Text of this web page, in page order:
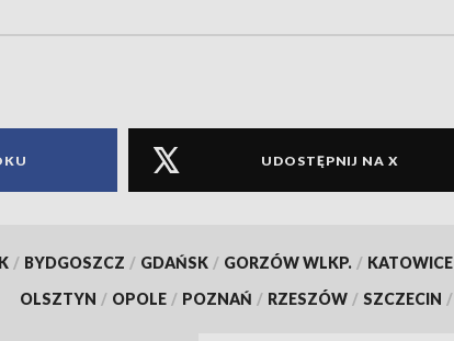
UDOSTĘPNIJ NA X
/ BYDGOSZCZ / GDAŃSK / GORZÓW WLKP. / KATOWICE
OLSZTYN / OPOLE / POZNAŃ / RZESZÓW / SZCZECIN /